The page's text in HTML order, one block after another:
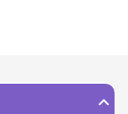
expand_less